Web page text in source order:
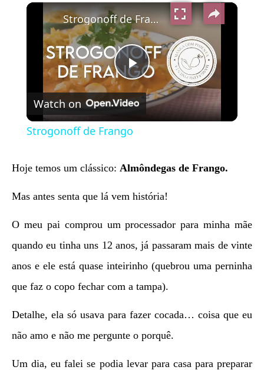
×
Play
Video
Strogonoff de Frango
Watch on
Strogonoff de Frango
Hoje temos um clássico: Almôndegas de Frango.
Mas antes senta que lá vem história!
O meu pai comprou um processador para minha mãe
quando eu tinha uns 12 anos, já passaram mais de vinte
anos e ele está quase inteirinho (quebrou uma perninha
que faz o copo fechar com a tampa).
Detalhe, ela só usava para fazer cocada… coisa que eu
não amo e não me pergunte o porquê.
Um dia, eu falei se podia levar para casa para preparar